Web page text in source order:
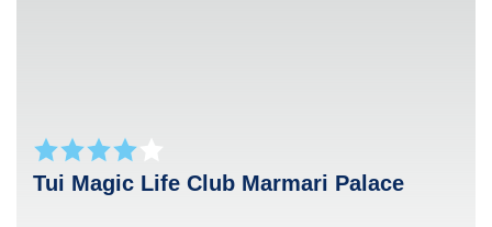
Tui Magic Life Club Marmari Palace